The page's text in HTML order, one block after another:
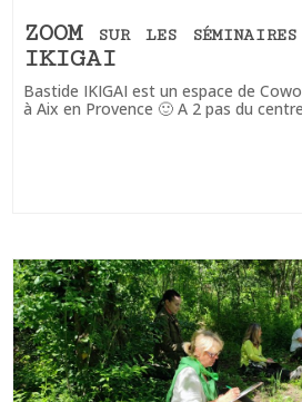
ZOOM sur les
IKIGAI
Bastide IKIGAI est un espace de
à Aix en Provence 🙂 A 2 pas du